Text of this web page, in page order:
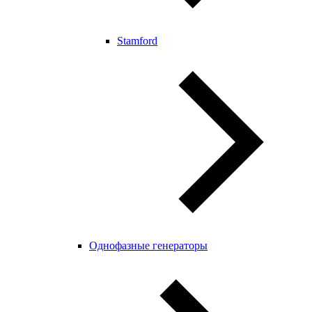
Stamford
Однофазные генераторы